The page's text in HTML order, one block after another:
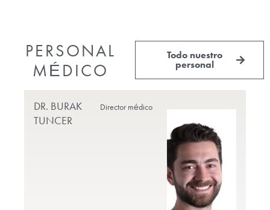
PERSONAL
MÉDICO
Todo nuestro
personal
DR. BURAK
TUNCER
Director médico